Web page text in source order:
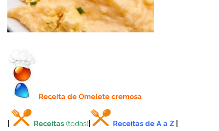
Receitade Omelete cremosa
Receitas (todas) Receitas de A a Z